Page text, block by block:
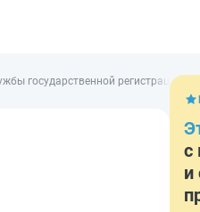
государственной
с
и